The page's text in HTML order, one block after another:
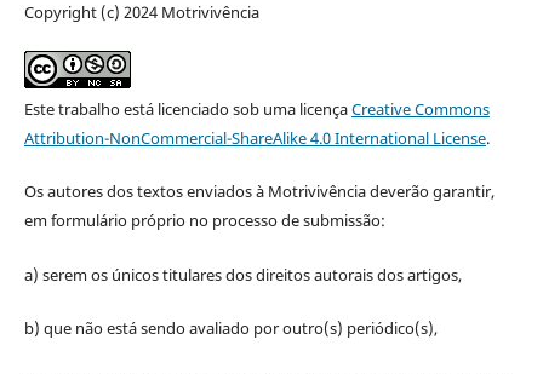
Copyright (c) 2024 Motrivivência
Este trabalho está licenciado sob uma licençaCreative Commons
Attribution-NonCommercial-ShareAlike 4.0 International License.
Os autores dos textos enviados à Motrivivência deverão garantir,
em formulário próprio no processo de submissão:
a) serem os únicos titulares dos direitos autorais dos artigos,
b) que não está sendo avaliado por outro(s) periódico(s),